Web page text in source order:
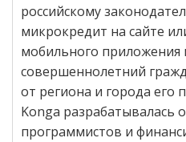
российскому
микрокредит на сайте
мобильного
совершеннолетний
от региона и города его
Konga разрабатывалась
программистов и